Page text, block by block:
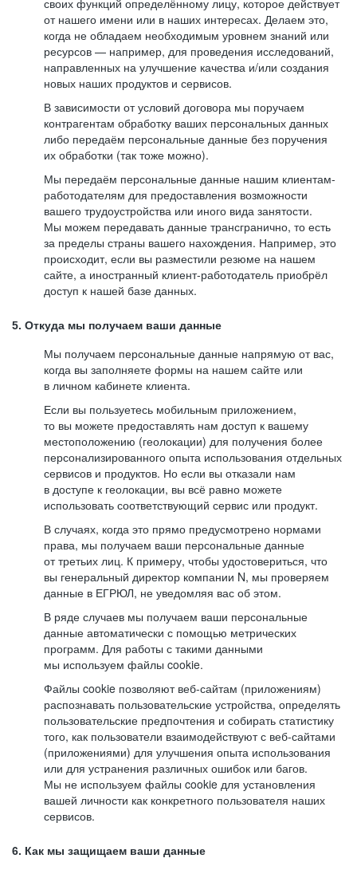
своих функций определённому лицу, которое действует
от нашего имени или в наших интересах. Делаем это,
когда не обладаем необходимым уровнем знаний или
ресурсов — например, для проведения исследований,
направленных на улучшение качества и/или создания
новых наших продуктов и сервисов.
В зависимости от условий договора мы поручаем
контрагентам обработку ваших персональных данных
либо передаём персональные данные без поручения
их обработки (так тоже можно).
Мы передаём персональные данные нашим клиентам-
работодателям для предоставления возможности
вашего трудоустройства или иного вида занятости.
Мы можем передавать данные трансгранично, то есть
за пределы страны вашего нахождения. Например, это
происходит, если вы разместили резюме на нашем
сайте, а иностранный клиент-работодатель приобрёл
доступ к нашей базе данных.
5. Откуда мы получаем ваши данные
Мы получаем персональные данные напрямую от вас,
когда вы заполняете формы на нашем сайте или
в личном кабинете клиента.
Если вы пользуетесь мобильным приложением,
то вы можете предоставлять нам доступ к вашему
местоположению (геолокации) для получения более
персонализированного опыта использования отдельных
сервисов и продуктов. Но если вы отказали нам
в доступе к геолокации, вы всё равно можете
использовать соответствующий сервис или продукт.
В случаях, когда это прямо предусмотрено нормами
права, мы получаем ваши персональные данные
от третьих лиц. К примеру, чтобы удостовериться, что
вы генеральный директор компании N, мы проверяем
данные в ЕГРЮЛ, не уведомляя вас об этом.
В ряде случаев мы получаем ваши персональные
данные автоматически с помощью метрических
программ. Для работы с такими данными
мы используем файлы cookie.
Файлы cookie позволяют веб-сайтам (приложениям)
распознавать пользовательские устройства, определять
пользовательские предпочтения и собирать статистику
того, как пользователи взаимодействуют с веб-сайтами
(приложениями) для улучшения опыта использования
или для устранения различных ошибок или багов.
Мы не используем файлы cookie для установления
вашей личности как конкретного пользователя наших
сервисов.
6. Как мы защищаем ваши данные